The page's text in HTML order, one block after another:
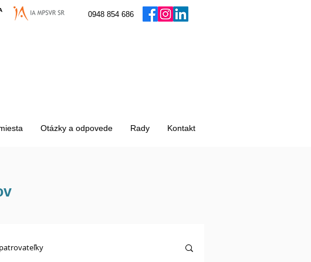
0948 854 686
Otázky a odpovede Rady Kontakt